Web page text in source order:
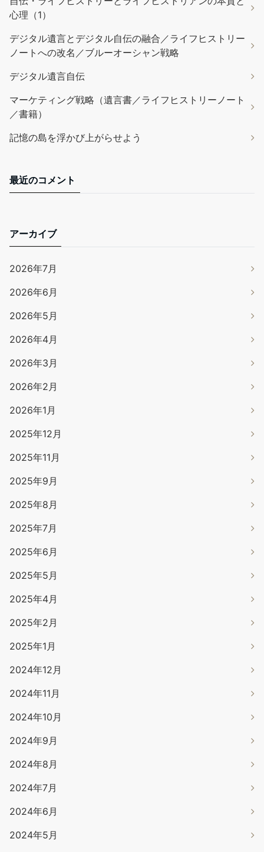
心理（1）
デジタル遺言とデジタル自伝の融合／ライフヒストリー
ノートへの改名／ブルーオーシャン戦略
デジタル遺言自伝
マーケティング戦略（遺言書／ライフヒストリーノート
／書籍）
記憶の島を浮かび上がらせよう
最近のコメント
アーカイブ
2026年7月
2026年6月
2026年5月
2026年4月
2026年3月
2026年2月
2026年1月
2025年12月
2025年11月
2025年9月
2025年8月
2025年7月
2025年6月
2025年5月
2025年4月
2025年2月
2025年1月
2024年12月
2024年11月
2024年10月
2024年9月
2024年8月
2024年7月
2024年6月
2024年5月